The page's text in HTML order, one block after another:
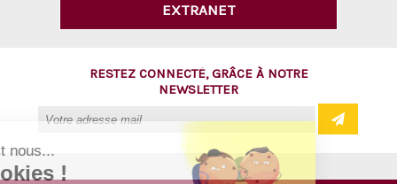
EXTRANET
RESTEZ CONNECTÉ, GRÂCE À NOTRE
NEWSLETTER
Salut c'est nous...
les Cookies !